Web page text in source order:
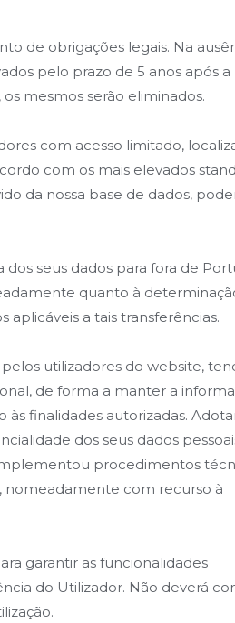
de obrigações legais. Na
pelo prazo de 5 anos após
mesmos serão eliminados.
com acesso limitado,
com os mais elevados
da nossa base de dados,
seus dados para fora de
quanto à
a tais transferências.
utilizadores do website,
de forma a manter a
finalidades autorizadas.
dos seus dados
procedimentos
nomeadamente com recurso à
garantir as funcionalidades
do Utilizador. Não deverá